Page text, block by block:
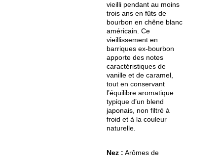
vieilli pendant au moins
trois ans en fûts de
bourbon en chêne blanc
américain. Ce
vieillissement en
barriques ex-bourbon
apporte des notes
caractéristiques de
vanille et de caramel,
tout en conservant
l’équilibre aromatique
typique d’un blend
japonais, non filtré à
froid et à la couleur
naturelle.
Nez : Arômes de